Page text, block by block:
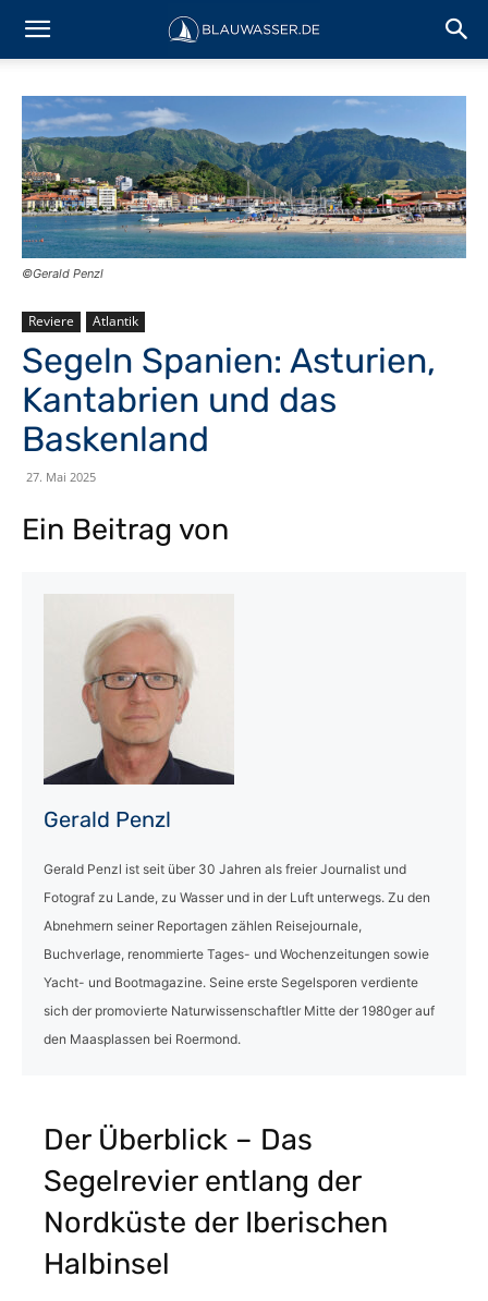
©Gerald Penzl
Reviere Atlantik
Segeln Spanien: Asturien,
Kantabrien und das
Baskenland
27. Mai 2025
Ein Beitrag von
Gerald Penzl
Gerald Penzl ist seit über 30 Jahren als freier Journalist und
Fotograf zu Lande, zu Wasser und in der Luft unterwegs. Zu den
Abnehmern seiner Reportagen zählen Reisejournale,
Buchverlage, renommierte Tages- und Wochenzeitungen sowie
Yacht- und Bootmagazine. Seine erste Segelsporen verdiente
sich der promovierte Naturwissenschaftler Mitte der 1980ger auf
den Maasplassen bei Roermond.
Der Überblick – Das
Segelrevier entlang der
Nordküste der Iberischen
Halbinsel